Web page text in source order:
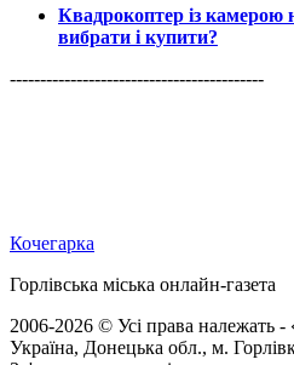
Квадрокоптер із камерою
вибрати і купити?
------------------------------------------
Кочегарка
Горлівська міська онлайн-газета
2006-2026 © Усі права належать
Україна, Донецька обл., м.